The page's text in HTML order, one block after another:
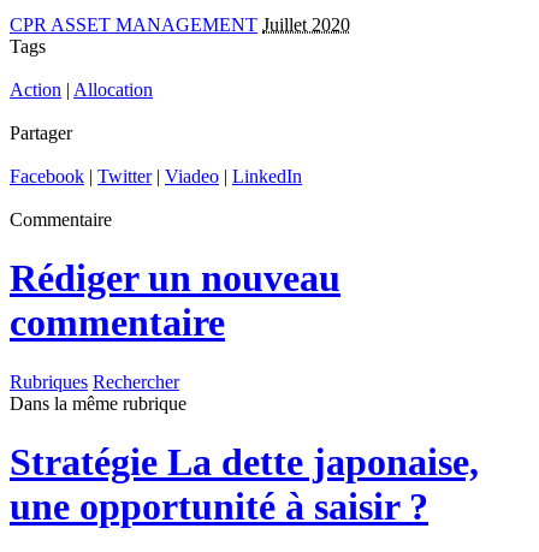
CPR ASSET MANAGEMENT Juillet 2020
Tags
Action | Allocation
Partager
Facebook | Twitter| Viadeo | LinkedIn
Commentaire
Rédiger un nouveau
commentaire
Rubriques Rechercher
Dans la même rubrique
Stratégie La dette japonaise,
une opportunité à saisir ?